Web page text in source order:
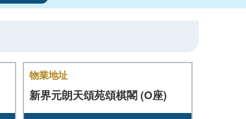
物業地址
新界元朗天頌苑頌棋閣 (O座)